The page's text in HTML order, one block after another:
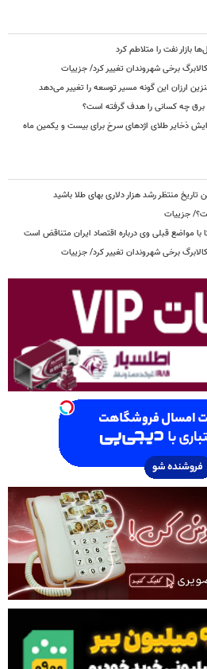
بازار نفت را متلاطم کرد
برخی شهروندان تغییر کرد/ جزییات
ارزان این گونه مسیر توسعه را تغییر می‌دهد
برق چه کسانی را هدف گرفته است؟
ذخایر طلای اژدهای سرخ برای بیست و یکمین ماه
منتظر رشد هزار دلاری بهای طلا باشید
جزییات
با مواضع قبلی وی درباره اقتصاد ایران متناقض است
برخی شهروندان تغییر کرد/ جزییات